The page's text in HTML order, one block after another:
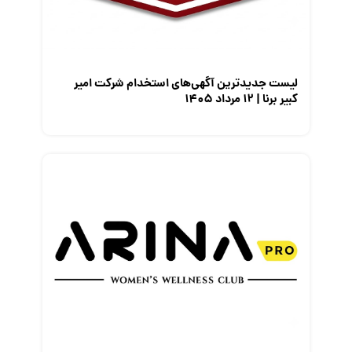
لیست جدیدترین آگهی‌های استخدام شرکت امیر
کبیر برنا | ۱۲ مرداد ۱۴۰۵